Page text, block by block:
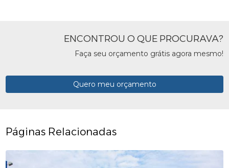
ENCONTROU O QUE PROCURAVA?
Faça seu orçamento grátis agora mesmo!
Quero meu orçamento
Páginas Relacionadas